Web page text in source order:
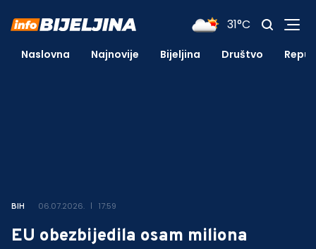
31°C
Naslovna Najnovije Bijeljina Društvo
BIH 06.07.2026. 17:59
EU obezbijedila osam miliona